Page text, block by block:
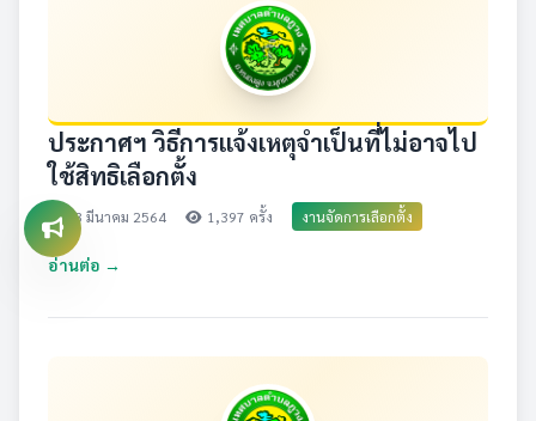
ประกาศฯ วิธีการแจ้งเหตุจำเป็นที่ไม่อาจไป
ใช้สิทธิเลือกตั้ง
23 มีนาคม 2564 1,397 ครั้ง งานจัดการเลือกตั้ง
อ่านต่อ →